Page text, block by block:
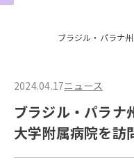
ブラジル・パラナ
2024.04.17ニュース
ブラジル・パラナ
大学附属病院を訪